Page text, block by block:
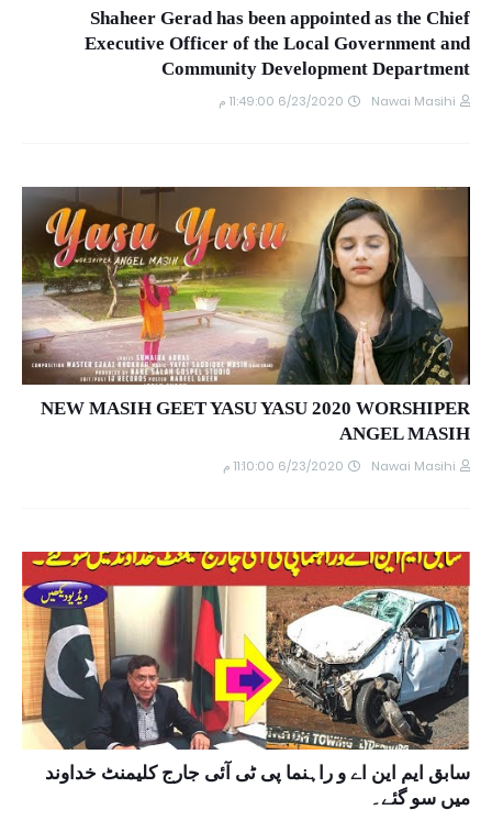
Shaheer Gerad has been appointed as the Chief
Executive Officer of the Local Government and
Community Development Department
Nawai Masihi 6/23/2020 11:49:00 م
NEW MASIH GEET YASU YASU 2020 WORSHIPER
ANGEL MASIH
Nawai Masihi 6/23/2020 11:10:00 م
سابق ایم این اے و راہنما پی ٹی آئی جارج کلیمنٹ خداوند
میں سو گئے۔